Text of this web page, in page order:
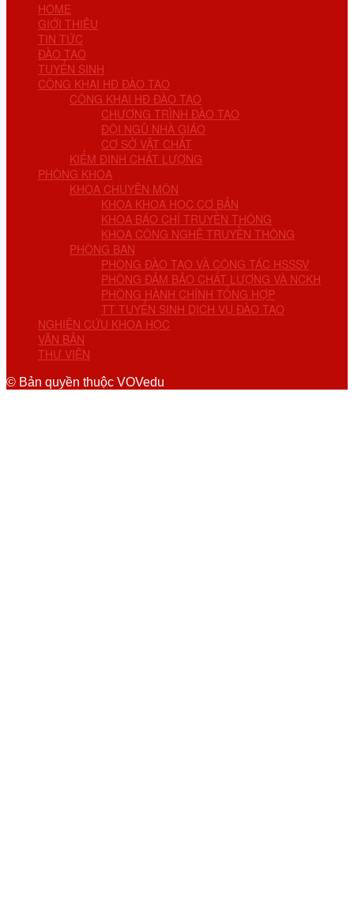
HOME
GIỚI THIỆU
TIN TỨC
ĐÀO TẠO
TUYỂN SINH
CÔNG KHAI HĐ ĐÀO TẠO
CÔNG KHAI HĐ ĐÀO TẠO
CHƯƠNG TRÌNH ĐÀO TẠO
ĐỘI NGŨ NHÀ GIÁO
CƠ SỞ VẬT CHẤT
KIỂM ĐỊNH CHẤT LƯỢNG
PHÒNG KHOA
KHOA CHUYÊN MÔN
KHOA KHOA HỌC CƠ BẢN
KHOA BÁO CHÍ TRUYỀN THÔNG
KHOA CÔNG NGHỆ TRUYỀN THÔNG
PHÒNG BAN
PHÒNG ĐÀO TẠO VÀ CÔNG TÁC HSSSV
PHÒNG ĐẢM BẢO CHẤT LƯỢNG VÀ NCKH
PHÒNG HÀNH CHÍNH TỔNG HỢP
TT TUYỂN SINH DỊCH VỤ ĐÀO TẠO
NGHIÊN CỨU KHOA HỌC
VĂN BẢN
THƯ VIỆN
© Bản quyền thuộc VOVedu